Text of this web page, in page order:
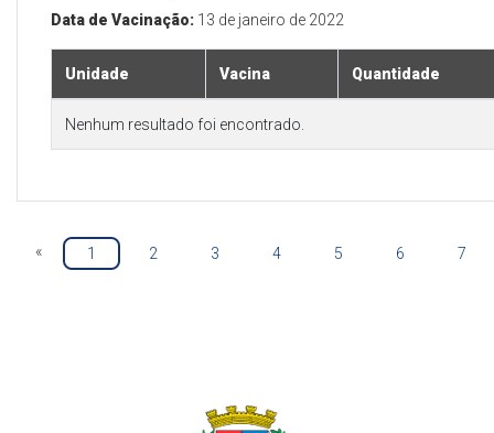
Data de Vacinação: 13 de janeiro de 2022
Unidade Vacina Quantidade
Nenhum resultado foi encontrado.
« 1 2 3 4 5 6 7